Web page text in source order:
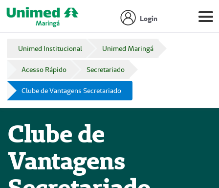
Login
Unimed Institucional Unimed Maringá
Acesso Rápido Secretariado
Clube de Vantagens Secretariado
Clube de
Vantagens